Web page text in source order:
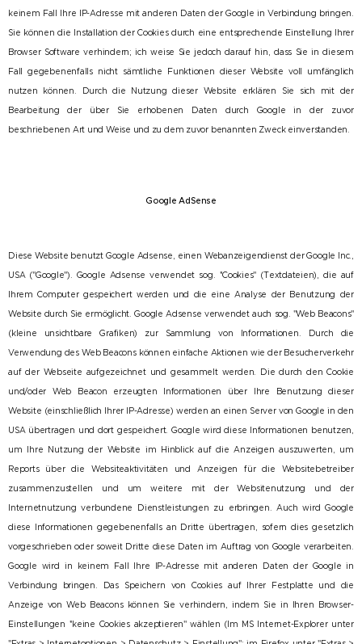
keinem Fall Ihre IP-Adresse mit anderen Daten der Google in Verbindung bringen.
Sie können die Installation der Cookies durch eine entsprechende Einstellung Ihrer
Browser Software verhindern; ich weise Sie jedoch darauf hin, dass Sie in diesem
Fall gegebenenfalls nicht sämtliche Funktionen dieser Website voll umfänglich
nutzen können. Durch die Nutzung dieser Website erklären Sie sich mit der
Bearbeitung der über Sie erhobenen Daten durch Google in der zuvor
beschriebenen Art und Weise und zu dem zuvor benannten Zweck einverstanden.
Google AdSense
Diese Website benutzt Google Adsense, einen Webanzeigendienst der Google Inc.,
USA (''Google''). Google Adsense verwendet sog. ''Cookies'' (Textdateien), die auf
Ihrem Computer gespeichert werden und die eine Analyse der Benutzung der
Website durch Sie ermöglicht. Google Adsense verwendet auch sog. ''Web Beacons''
(kleine unsichtbare Grafiken) zur Sammlung von Informationen. Durch die
Verwendung des Web Beacons können einfache Aktionen wie der Besucherverkehr
auf der Webseite aufgezeichnet und gesammelt werden. Die durch den Cookie
und/oder Web Beacon erzeugten Informationen über Ihre Benutzung dieser
Website (einschließlich Ihrer IP-Adresse) werden an einen Server von Google in den
USA übertragen und dort gespeichert. Google wird diese Informationen benutzen,
um Ihre Nutzung der Website im Hinblick auf die Anzeigen auszuwerten, um
Reports über die Websiteaktivitäten und Anzeigen für die Websitebetreiber
zusammenzustellen und um weitere mit der Websitenutzung und der
Internetnutzung verbundene Dienstleistungen zu erbringen. Auch wird Google
diese Informationen gegebenenfalls an Dritte übertragen, sofern dies gesetzlich
vorgeschrieben oder soweit Dritte diese Daten im Auftrag von Google verarbeiten.
Google wird in keinem Fall Ihre IP-Adresse mit anderen Daten der Google in
Verbindung bringen. Das Speichern von Cookies auf Ihrer Festplatte und die
Anzeige von Web Beacons können Sie verhindern, indem Sie in Ihren Browser-
Einstellungen ''keine Cookies akzeptieren'' wählen (Im MS Internet-Explorer unter